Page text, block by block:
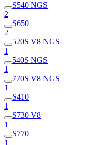
S540 NGS
2
S650
2
520S V8 NGS
1
540S NGS
1
770S V8 NGS
1
S410
1
S730 V8
1
S770
1